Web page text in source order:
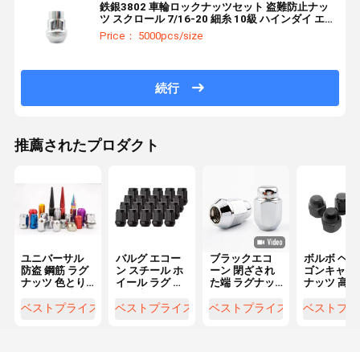
鉄銀3802 車輪ロックナッツセット 盗難防止ナッ
ツ スクロール 7/16-20 細糸 10級 ハインダイ エラ
ントラ 2007-2018
Price： 5000pcs/size
続行
推薦されたプロダクト
ユニバーサル
防盗 鋼筋 ラグ
ナッツ 色とり
輪 ハブ
ベストプライス
バルグ エコー
ン スチール ホ
イール ラグ ナ
ディション ア
ベストプライス
ブラックエコ
ーン 閉ざされ
た端 ラグナッ
レッド 3/4 "x
ベストプライス
ボルボ ヘ
ゴンキャッ
ナッツ 高
ッド
ベストプ